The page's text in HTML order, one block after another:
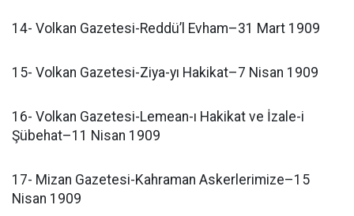
14- Volkan Gazetesi-Reddü’l Evham–31 Mart 1909
15- Volkan Gazetesi-Ziya-yı Hakikat–7 Nisan 1909
16- Volkan Gazetesi-Lemean-ı Hakikat ve İzale-i
Şübehat–11 Nisan 1909
17- Mizan Gazetesi-Kahraman Askerlerimize–15
Nisan 1909